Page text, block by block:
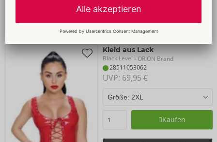
Kleid aus Lack
Black Level - ORION Brand
28511053062
UVP: 69,95 €
Kaufen